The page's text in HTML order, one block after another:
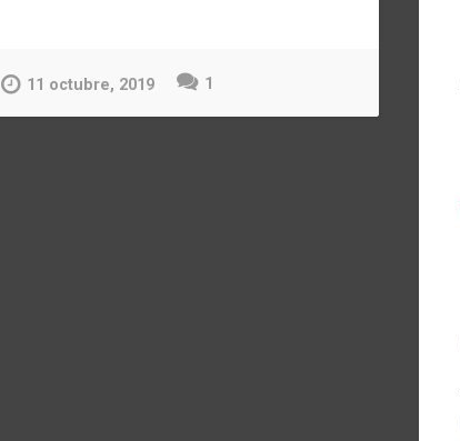
11 octubre, 2019 1